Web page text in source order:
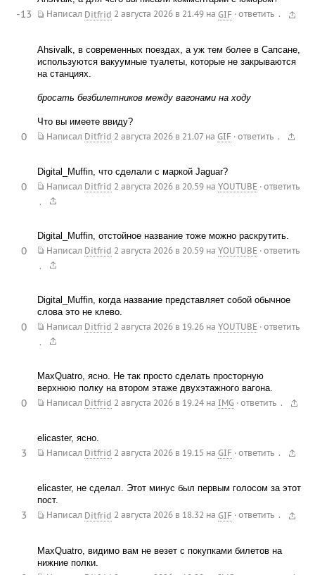
Написал Ditfrid 2 августа 2026 в 21.49на GIF · ответить .
-13
Ahsivalk, в современных поездах, а уж тем более в Сапсане,
используются вакуумные туалеты, которые не закрываются
на станциях.
бросать безбилетников между вагонами на ходу
Что вы имеете ввиду?
Написал Ditfrid 2 августа 2026 в 21.07на GIF · ответить .
0
Digital_Muffin, что сделали с маркой Jaguar?
Написал Ditfrid 2 августа 2026 в 20.59на YOUTUBE · ответить
.
0
Digital_Muffin, отстойное название тоже можно раскрутить.
Написал Ditfrid 2 августа 2026 в 20.59на YOUTUBE · ответить
.
0
Digital_Muffin, когда название представляет собой обычное
слова это не клево.
Написал Ditfrid 2 августа 2026 в 19.26на YOUTUBE · ответить
.
0
MaxQuatro, ясно. Не так просто сделать просторную
верхнюю полку на втором этаже двухэтажного вагона.
Написал Ditfrid 2 августа 2026 в 19.24на IMG · ответить .
0
elicaster, ясно.
Написал Ditfrid 2 августа 2026 в 19.15 на GIF · ответить .
3
elicaster, не сделал. Этот минус был первым голосом за этот
пост.
Написал Ditfrid 2 августа 2026 в 18.32 на GIF · ответить .
3
MaxQuatro, видимо вам не везет с покупками билетов на
нижние полки.